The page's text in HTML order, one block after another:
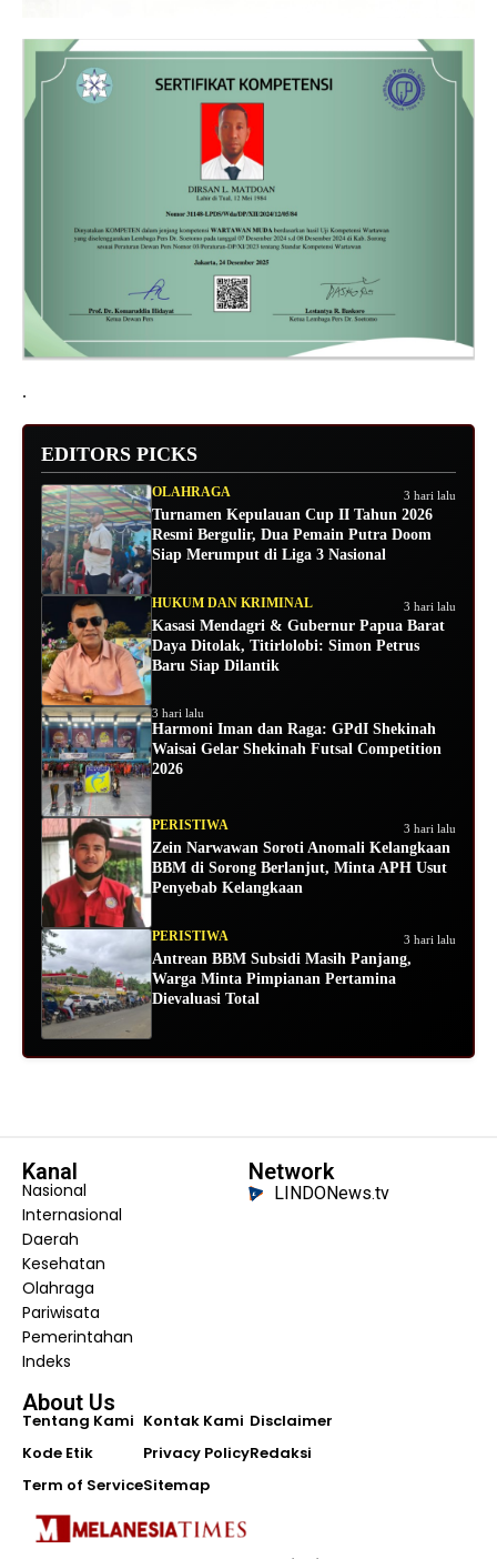
.
EDITORS PICKS
OLAHRAGA 3 hari lalu
Turnamen Kepulauan Cup II Tahun 2026
Resmi Bergulir, Dua Pemain Putra Doom
Siap Merumput di Liga 3 Nasional
HUKUM DAN KRIMINAL 3 hari lalu
Kasasi Mendagri & Gubernur Papua Barat
Daya Ditolak, Titirlolobi: Simon Petrus
Baru Siap Dilantik
3 hari lalu
Harmoni Iman dan Raga: GPdI Shekinah
Waisai Gelar Shekinah Futsal Competition
2026
PERISTIWA 3 hari lalu
Zein Narwawan Soroti Anomali Kelangkaan
BBM di Sorong Berlanjut, Minta APH Usut
Penyebab Kelangkaan
PERISTIWA 3 hari lalu
Antrean BBM Subsidi Masih Panjang,
Warga Minta Pimpianan Pertamina
Dievaluasi Total
Kanal
Nasional
Internasional
Daerah
Kesehatan
Olahraga
Pariwisata
Pemerintahan
Indeks
Network
LINDONews.tv
About Us
Tentang Kami
Kode Etik
Term of Service
Kontak Kami
Privacy Policy
Sitemap
Disclaimer
Redaksi